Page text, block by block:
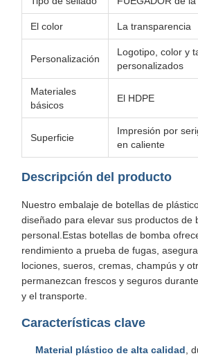
El color La transparencia
Personalización
Logotipo, color y
personalizados
Materiales
básicos
El HDPE
Superficie
Impresión por
en caliente
Descripción del producto
Nuestro embalaje de botellas de
diseñado para elevar sus productos de
personal.Estas botellas de bomba
rendimiento a prueba de fugas,
lociones, sueros, cremas, champús y
permanezcan frescos y seguros
y el transporte.
Características clave
Material plástico de alta calidad ,